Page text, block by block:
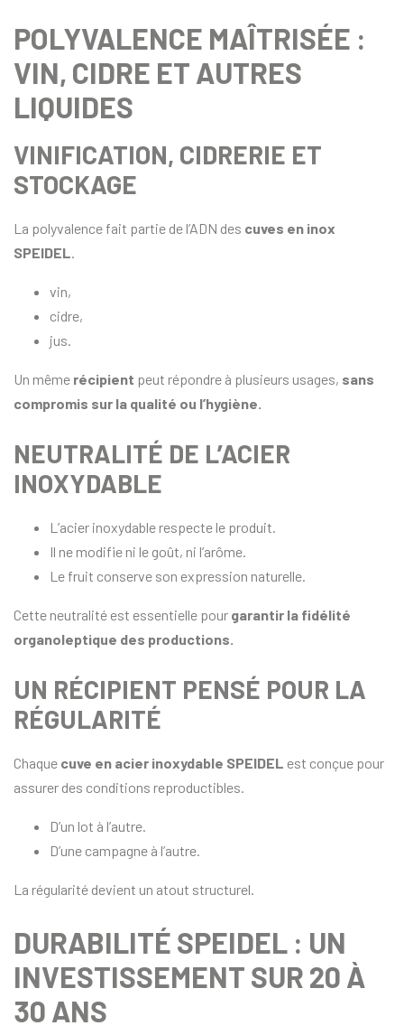
POLYVALENCE MAÎTRISÉE :
VIN, CIDRE ET AUTRES
LIQUIDES
VINIFICATION, CIDRERIE ET
STOCKAGE
La polyvalence fait partie de l’ADN des cuves en inox
SPEIDEL.
vin,
cidre,
jus.
Un même récipient peut répondre à plusieurs usages, sans
compromis sur la qualité ou l’hygiène.
NEUTRALITÉ DE L’ACIER
INOXYDABLE
L’acier inoxydable respecte le produit.
Il ne modifie ni le goût, ni l’arôme.
Le fruit conserve son expression naturelle.
Cette neutralité est essentielle pour garantir la fidélité
organoleptique des productions.
UN RÉCIPIENT PENSÉ POUR LA
RÉGULARITÉ
Chaque cuve en acier inoxydable SPEIDEL est conçue pour
assurer des conditions reproductibles.
D’un lot à l’autre.
D’une campagne à l’autre.
La régularité devient un atout structurel.
DURABILITÉ SPEIDEL : UN
INVESTISSEMENT SUR 20 À
30 ANS